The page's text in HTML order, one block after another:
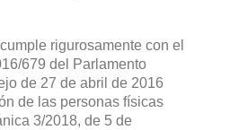
rigurosamente con el
679 del Parlamento
de 27 de abril de 2016
de las personas físicas
3/2018, de 5 de